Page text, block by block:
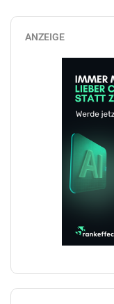
ANZEIGE